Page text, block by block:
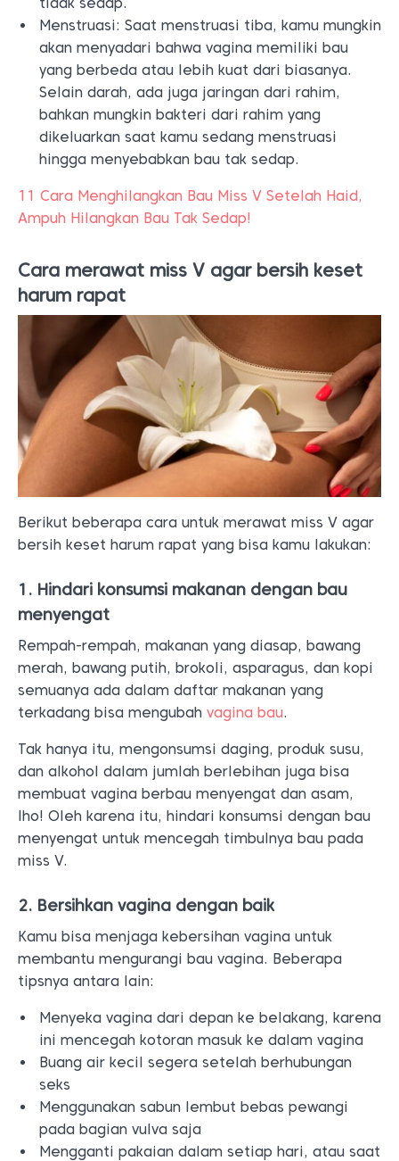
Menstruasi: Saat menstruasi tiba, kamu mungkin
akan menyadari bahwa vagina memiliki bau
yang berbeda atau lebih kuat dari biasanya.
Selain darah, ada juga jaringan dari rahim,
bahkan mungkin bakteri dari rahim yang
dikeluarkan saat kamu sedang menstruasi
hingga menyebabkan bau tak sedap.
11 Cara Menghilangkan Bau Miss V Setelah Haid,
Ampuh Hilangkan Bau Tak Sedap!
Cara merawat miss V agar bersih keset
harum rapat
Berikut beberapa cara untuk merawat miss V agar
bersih keset harum rapat yang bisa kamu lakukan:
1. Hindari konsumsi makanan dengan bau
menyengat
Rempah-rempah, makanan yang diasap, bawang
merah, bawang putih, brokoli, asparagus, dan kopi
semuanya ada dalam daftar makanan yang
terkadang bisa mengubah vagina bau.
Tak hanya itu, mengonsumsi daging, produk susu,
dan alkohol dalam jumlah berlebihan juga bisa
membuat vagina berbau menyengat dan asam,
lho! Oleh karena itu, hindari konsumsi dengan bau
menyengat untuk mencegah timbulnya bau pada
miss V.
2. Bersihkan vagina dengan baik
Kamu bisa menjaga kebersihan vagina untuk
membantu mengurangi bau vagina. Beberapa
tipsnya antara lain:
Menyeka vagina dari depan ke belakang, karena
ini mencegah kotoran masuk ke dalam vagina
Buang air kecil segera setelah berhubungan
seks
Menggunakan sabun lembut bebas pewangi
pada bagian vulva saja
Mengganti pakaian dalam setiap hari, atau saat